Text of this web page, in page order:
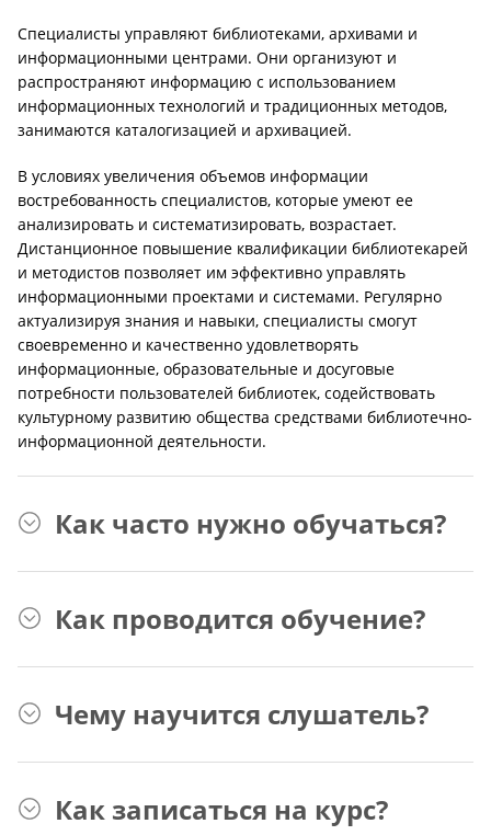
Специалисты управляют библиотеками, архивами и
информационными центрами. Они организуют и
распространяют информацию с использованием
информационных технологий и традиционных методов,
занимаются каталогизацией и архивацией.
В условиях увеличения объемов информации
востребованность специалистов, которые умеют ее
анализировать и систематизировать, возрастает.
Дистанционное повышение квалификации библиотекарей
и методистов позволяет им эффективно управлять
информационными проектами и системами. Регулярно
актуализируя знания и навыки, специалисты смогут
своевременно и качественно удовлетворять
информационные, образовательные и досуговые
потребности пользователей библиотек, содействовать
культурному развитию общества средствами библиотечно-
информационной деятельности.
Как часто нужно обучаться?
Как проводится обучение?
Чему научится слушатель?
Как записаться на курс?